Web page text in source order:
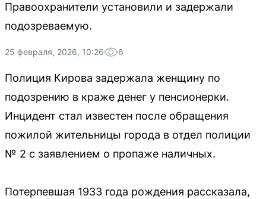
Правоохранители установили и задержали
подозреваемую.
25 февраля, 2026, 10:26 6
Полиция Кирова задержала женщину по
подозрению в краже денег у пенсионерки.
Инцидент стал известен после обращения
пожилой жительницы города в отдел полиции
№ 2 с заявлением о пропаже наличных.
Потерпевшая 1933 года рождения рассказала,